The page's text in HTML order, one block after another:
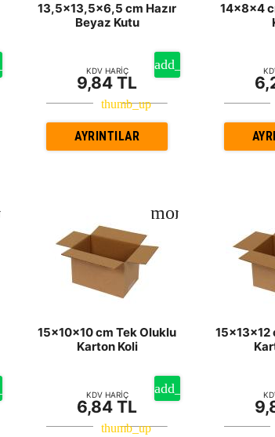
13,5x13,5x6,5 cm Hazır
Beyaz Kutu
KDV HARİÇ
9,84 TL
AYRINTILAR
14x8x4
15x10x10 cm Tek Oluklu
Karton Koli
KDV HARİÇ
6,84 TL
15x13x12